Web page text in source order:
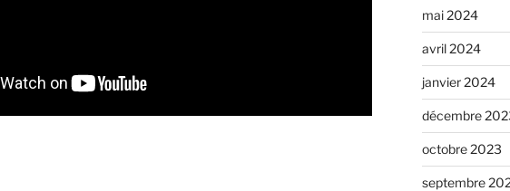
mai 2024
avril 2024
janvier 2024
décembre
octobre 2023
septembre